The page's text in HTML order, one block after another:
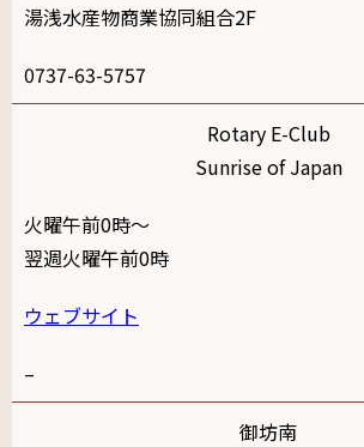
湯浅水産物商業協同組合2F
0737-63-5757
Rotary E-Club
Sunrise of Japan
火曜午前0時～
翌週火曜午前0時
ウェブサイト
–
御坊南